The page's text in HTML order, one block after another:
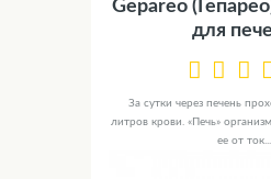
Gepareo
для
За сутки через печень
литров крови. «Печь»
ее от ток...